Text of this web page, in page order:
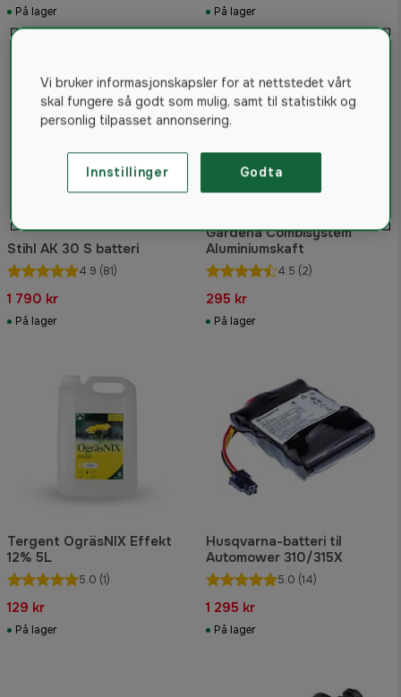
På lager På lager
Stihl AK 30 S batteri
4.9 (81)
1 790 kr
På lager
Gardena Combisystem
Aluminiumskaft
4.5 (2)
295 kr
På lager
Tergent OgräsNIX Effekt
12% 5L
5.0 (1)
129 kr
På lager
Husqvarna-batteri til
Automower 310/315X
5.0 (14)
1 295 kr
På lager
Vi bruker informasjonskapsler for at nettstedet vårt
skal fungere så godt som mulig, samt til statistikk og
personlig tilpasset annonsering.
Innstillinger Godta